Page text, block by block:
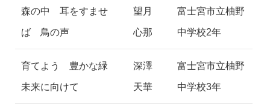
森の中 耳をすませ
ば 鳥の声
望月
心那
富士宮市立柚野
中学校2年
育てよう 豊かな緑
未来に向けて
深澤
天華
富士宮市立柚野
中学校3年